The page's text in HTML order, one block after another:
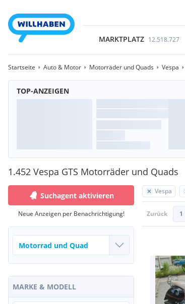
MARKTPLATZ 12.518.727
Startseite Auto & Motor Motorräder und Quads Vespa
TOP-ANZEIGEN
1.452 Vespa GTS Motorräder und Quads
Vespa
Zurück 1
Suchagent aktivieren
Neue Anzeigen per Benachrichtigung!
MARKE & MODELL